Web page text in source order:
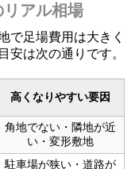
アル相場
で足場費用は大きく
安は次の通りです。
高くなりやすい要因
角地でない・隣地が近
い・変形敷地
駐車場が狭い・道路が